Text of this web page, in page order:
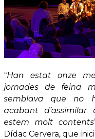
“Han estat onze
jornades de feina
semblava que no
acabant d’assimilar
estem molt contents
Dídac Cervera, que